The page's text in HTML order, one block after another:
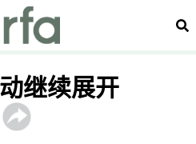
搜
继续展开